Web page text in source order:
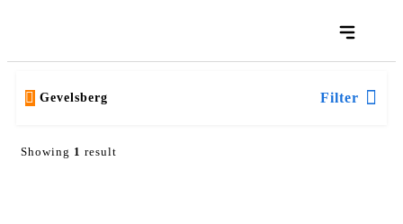
Gevelsberg Filter
Showing 1 result